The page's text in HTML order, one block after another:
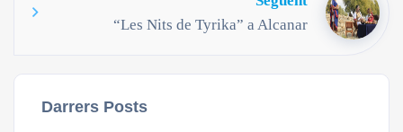
“Les Nits de Tyrika” a Alcanar
Darrers Posts